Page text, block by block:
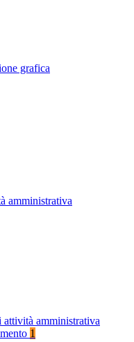
grafica
amministrativa
attività amministrativa
1